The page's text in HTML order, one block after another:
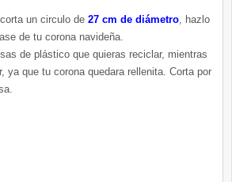
un circulo de 27 cm de diámetro , hazlo
de tu corona navideña.
de plástico que quieras reciclar, mientras
ya que tu corona quedara rellenita. Corta por